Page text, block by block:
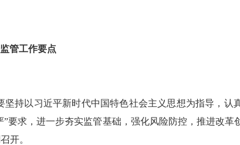
管工作要点
以习近平新时代中国特色社会主义思想为指导，认
要求，进一步夯实监管基础，强化风险防控，推进改革
开。